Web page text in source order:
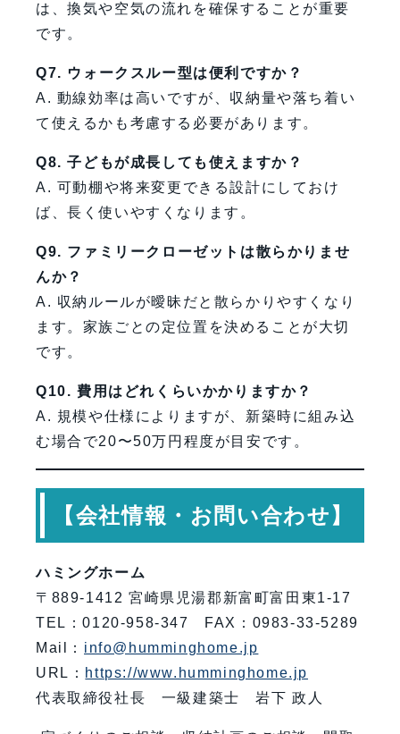
は、換気や空気の流れを確保することが重要
です。
Q7. ウォークスルー型は便利ですか？
A. 動線効率は高いですが、収納量や落ち着い
て使えるかも考慮する必要があります。
Q8. 子どもが成長しても使えますか？
A. 可動棚や将来変更できる設計にしておけ
ば、長く使いやすくなります。
Q9. ファミリークローゼットは散らかりませ
んか？
A. 収納ルールが曖昧だと散らかりやすくなり
ます。家族ごとの定位置を決めることが大切
です。
Q10. 費用はどれくらいかかりますか？
A. 規模や仕様によりますが、新築時に組み込
む場合で20〜50万円程度が目安です。
【会社情報・お問い合わせ】
ハミングホーム
〒889-1412 宮崎県児湯郡新富町富田東1-17
TEL：0120-958-347 FAX：0983-33-5289
Mail： info@humminghome.jp
URL： https://www.humminghome.jp
代表取締役社長 一級建築士 岩下 政人